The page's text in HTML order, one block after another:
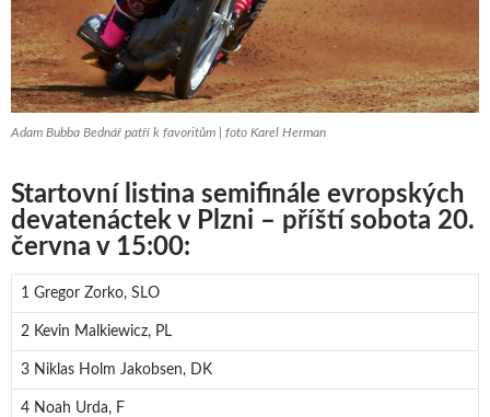
Adam Bubba Bednář patří k favoritům | foto Karel Herman
Startovní listina semifinále evropských
devatenáctek v Plzni – příští sobota 20.
června v 15:00:
1 Gregor Zorko, SLO
2 Kevin Malkiewicz, PL
3 Niklas Holm Jakobsen, DK
4 Noah Urda, F